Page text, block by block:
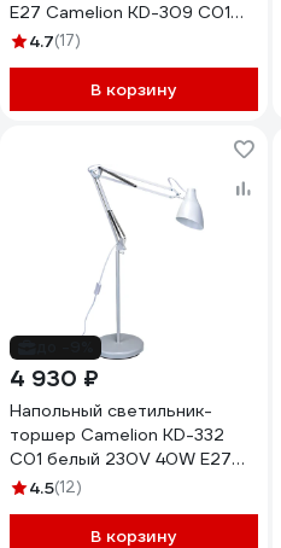
E27 Camelion KD-309 C01
11483
4.7(17)
В корзину
4 930 ₽
Напольный светильник-
торшер Camelion KD-332
C01 белый 230V 40W E27
12793
4.5(12)
В корзину